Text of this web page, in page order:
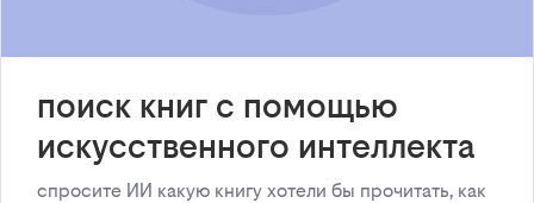
поиск книг с помощью
искусственного интеллекта
спросите ИИ какую книгу хотели бы прочитать, как